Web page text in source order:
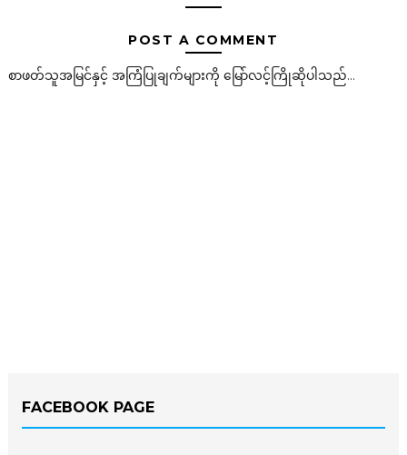
POST A COMMENT
စာဖတ်သူအမြင်နှင့် အကြံပြုချက်များကို မြော်လင့်ကြိုဆိုပါသည်...
FACEBOOK PAGE